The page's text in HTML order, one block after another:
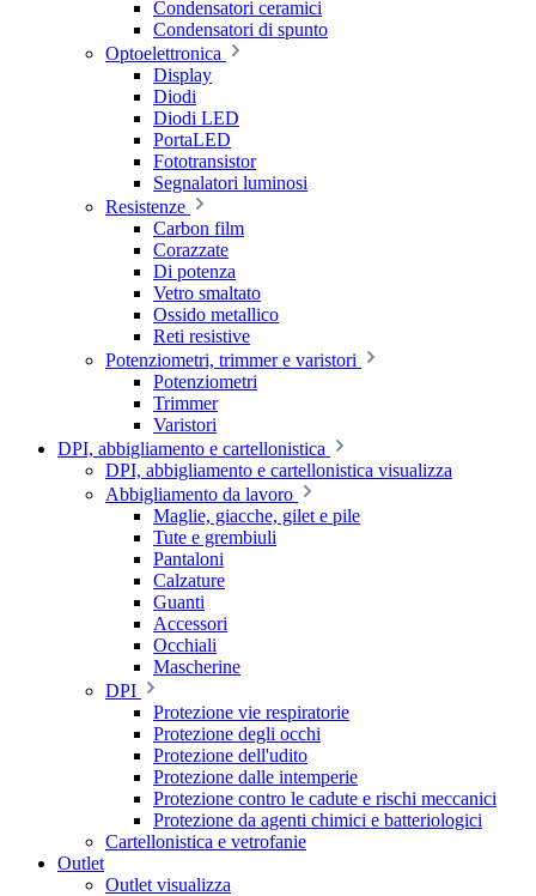
Condensatori ceramici
Condensatori di spunto
Optoelettronica
Display
Diodi
Diodi LED
PortaLED
Fototransistor
Segnalatori luminosi
Resistenze
Carbon film
Corazzate
Di potenza
Vetro smaltato
Ossido metallico
Reti resistive
Potenziometri, trimmer e varistori
Potenziometri
Trimmer
Varistori
DPI, abbigliamento e cartellonistica
DPI, abbigliamento e cartellonistica visualizza
Abbigliamento da lavoro
Maglie, giacche, gilet e pile
Tute e grembiuli
Pantaloni
Calzature
Guanti
Accessori
Occhiali
Mascherine
DPI
Protezione vie respiratorie
Protezione degli occhi
Protezione dell'udito
Protezione dalle intemperie
Protezione contro le cadute e rischi meccanici
Protezione da agenti chimici e batteriologici
Cartellonistica e vetrofanie
Outlet
Outlet visualizza